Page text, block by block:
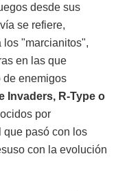
desde sus
se refiere,
los "marcianitos",
en las que
de enemigos
Invaders, R-Type o
por
que pasó con los
con la evolución